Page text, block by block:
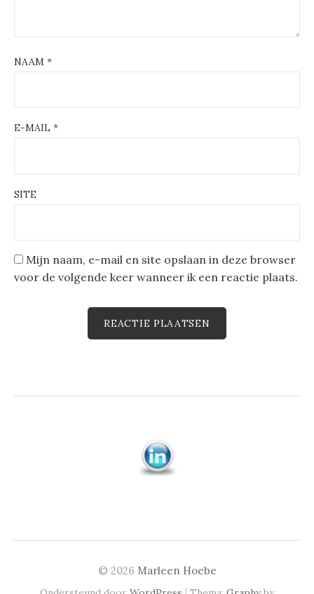
NAAM *
E-MAIL *
SITE
Mijn naam, e-mail en site opslaan in deze browser
voor de volgende keer wanneer ik een reactie plaats.
© 2026 Marleen Hoebe